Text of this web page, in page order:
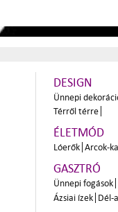
DESIGN
Ünnepi
Térről térre
ÉLETMÓD
Lóerők Arcok-
GASZTRÓ
Ünnepi fogások
Ázsiai ízek Dél-